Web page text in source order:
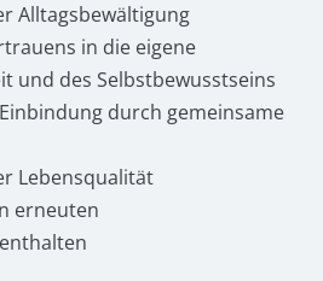
Alltagsbewältigung
in die eigene
und des Selbstbewusstseins
durch gemeinsame
Lebensqualität
erneuten